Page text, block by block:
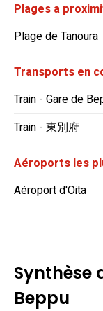
Plages a
Plage de Tanoura
Transports en
Train - Gare de
Train - 東別府
Aéroports les
Aéroport d'Oita
Synthèse
Beppu